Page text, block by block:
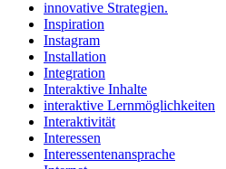
innovative Strategien.
Inspiration
Instagram
Installation
Integration
Interaktive Inhalte
interaktive Lernmöglichkeiten
Interaktivität
Interessen
Interessentenansprache